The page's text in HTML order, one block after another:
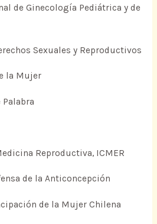
de Ginecología Pediátrica y de
Sexuales y Reproductivos
la Mujer
Reproductiva, ICMER
de la Anticoncepción
de la Mujer Chilena